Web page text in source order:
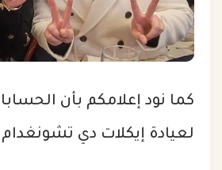
كما نود إعلامكم بأن
لعيادة إيكلات دي تشونغدام